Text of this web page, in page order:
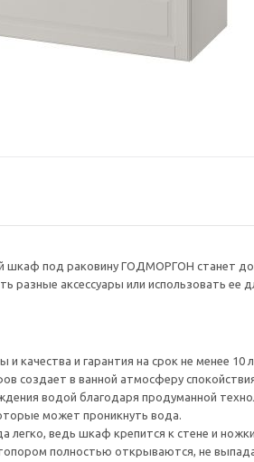
шкаф под раковину ГОДМОРГОН станет
разные аксессуары или использовать ее
качества и гарантия на срок не менее
создает в ванной атмосферу
водой благодаря продуманной
может проникнуть вода.
легко, ведь шкаф крепится к стене и
полностью открываются, не